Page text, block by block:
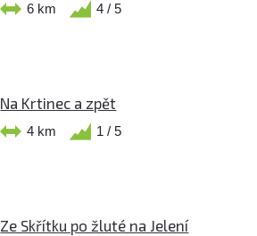
6 km 4 / 5
Na Krtinec a zpět
4 km 1 / 5
Ze Skřítku po žluté na Jelení